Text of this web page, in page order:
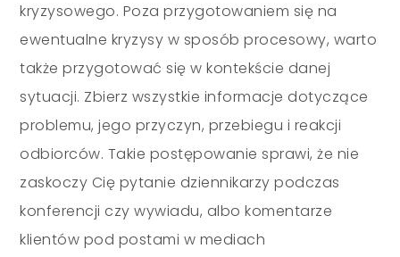
kryzysowego. Poza przygotowaniem się na
ewentualne kryzysy w sposób procesowy, warto
także przygotować się w kontekście danej
sytuacji. Zbierz wszystkie informacje dotyczące
problemu, jego przyczyn, przebiegu i reakcji
odbiorców. Takie postępowanie sprawi, że nie
zaskoczy Cię pytanie dziennikarzy podczas
konferencji czy wywiadu, albo komentarze
klientów pod postami w mediach